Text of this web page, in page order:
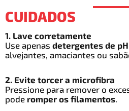
CUIDADOS
1. Lave corretamente
Use apenas detergentes de
alvejantes, amaciantes ou
2. Evite torcer a microfibra
Pressione para remover o
pode romper os filamentos